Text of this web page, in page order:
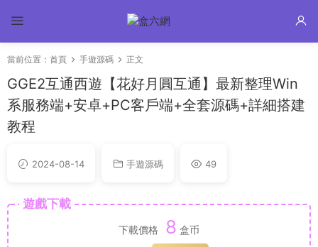
當前位置： 首頁 手遊源碼 正文
GGE2互通西遊【花好月圓互通】最新整理Win
系服務端+安卓+PC客戶端+全套源碼+詳細搭建
教程
2024-08-14 手遊源碼 49
遊戲下載
下載價格 8 盒币